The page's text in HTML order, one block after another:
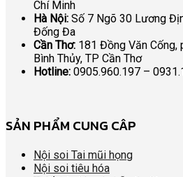
Chí Minh
Hà Nội: Số 7 Ngõ 30 Lương
Đống Đa
Cần Thơ: 181 Đồng Văn Cống,
Bình Thủy, TP Cần Thơ
Hotline: 0905.960.197 –
SẢN PHẨM CUNG CÂP
Nội soi Tai mũi họng
Nội soi tiêu hóa